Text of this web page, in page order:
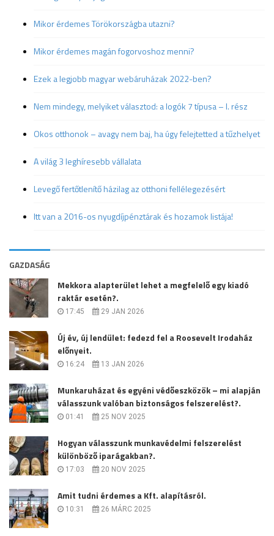
Mikor érdemes Törökországba utazni?
Mikor érdemes magán fogorvoshoz menni?
Ezek a legjobb magyar webáruházak 2022-ben?
Nem mindegy, melyiket választod: a logók 7 típusa – I. rész
Okos otthonok – avagy nem baj, ha úgy felejtetted a tűzhelyet
A világ 3 leghíresebb vállalata
Levegő fertőtlenítő házilag az otthoni fellélegezésért
Itt van a 2016-os nyugdíjpénztárak és hozamok listája!
GAZDASÁG
Mekkora alapterület lehet a megfelelő egy kiadó
raktár esetén?.
17:45 29 JAN 2026
Új év, új lendület: fedezd fel a Roosevelt Irodaház
előnyeit.
16:24 13 JAN 2026
Munkaruházat és egyéni védőeszközök – mi alapján
válasszunk valóban biztonságos felszerelést?.
01:41 25 NOV 2025
Hogyan válasszunk munkavédelmi felszerelést
különböző iparágakban?.
17:03 20 NOV 2025
Amit tudni érdemes a Kft. alapításról.
10:31 26 MÁRC 2025